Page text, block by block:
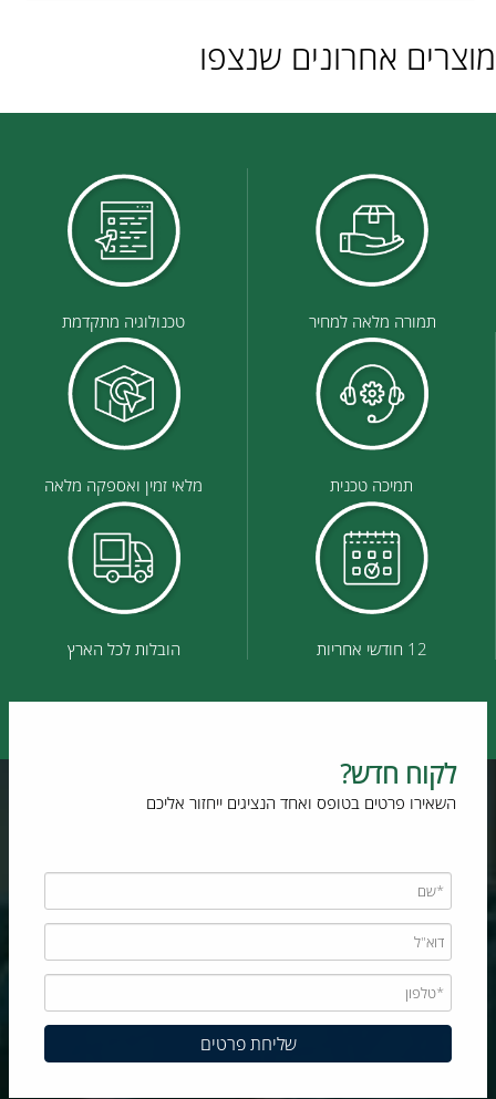
מוצרים אחרונים שנצפו
תמורה מלאה למחיר טכנולוגיה מתקדמת
תמיכה טכנית מלאי זמין ואספקה מלאה
12 חודשי אחריות הובלות לכל הארץ
לקוח חדש?
השאירו פרטים בטופס ואחד הנציגים ייחזור אליכם